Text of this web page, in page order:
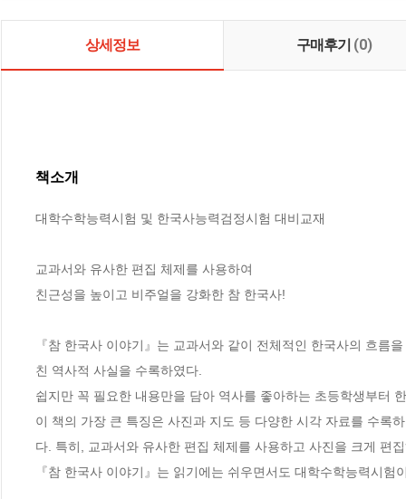
상세정보 구매후기 (0)
책소개
대학수학능력시험 및 한국사능력검정시험 대비교재
교과서와 유사한 편집 체제를 사용하여
친근성을 높이고 비주얼을 강화한 참 한국사!
『참 한국사 이야기』는 교과서와 같이 전체적인 한국사의 흐름
친 역사적 사실을 수록하였다.
쉽지만 꼭 필요한 내용만을 담아 역사를 좋아하는 초등학생부터
이 책의 가장 큰 특징은 사진과 지도 등 다양한 시각 자료를 수록
다. 특히, 교과서와 유사한 편집 체제를 사용하고 사진을 크게 편
『참 한국사 이야기』는 읽기에는 쉬우면서도 대학수학능력시